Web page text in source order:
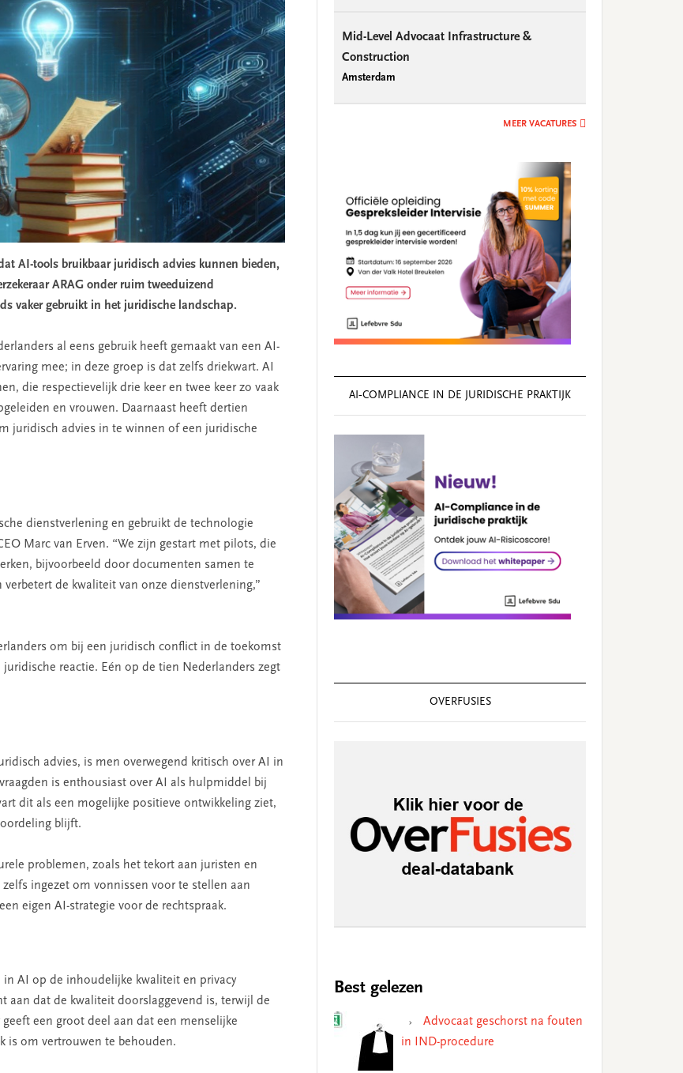
AI-tools bruikbaar juridisch advies kunnen bieden,
ARAG onder ruim tweeduizend
vaker gebruikt in het juridische landschap.
al eens gebruik heeft gemaakt van een AI-
mee; in deze groep is dat zelfs driekwart. AI
die respectievelijk drie keer en twee keer zo vaak
en vrouwen. Daarnaast heeft dertien
juridisch advies in te winnen of een juridische
dienstverlening en gebruikt de technologie
Marc van Erven. “We zijn gestart met pilots, die
bijvoorbeeld door documenten samen te
de kwaliteit van onze dienstverlening,”
om bij een juridisch conflict in de toekomst
reactie. Eén op de tien Nederlanders zegt
advies, is men overwegend kritisch over AI in
is enthousiast over AI als hulpmiddel bij
dit als een mogelijke positieve ontwikkeling ziet,
blijft.
problemen, zoals het tekort aan juristen en
ingezet om vonnissen voor te stellen aan
eigen AI-strategie voor de rechtspraak.
AI op de inhoudelijke kwaliteit en privacy
aan dat de kwaliteit doorslaggevend is, terwijl de
een groot deel aan dat een menselijke
is om vertrouwen te behouden.
Mid-Level Advocaat Infrastructure &
Construction
Amsterdam
MEER VACATURES
AI‑COMPLIANCE IN DE JURIDISCHE PRAKTIJK
OVERFUSIES
Best gelezen
Advocaat geschorst na fouten
in IND-procedure